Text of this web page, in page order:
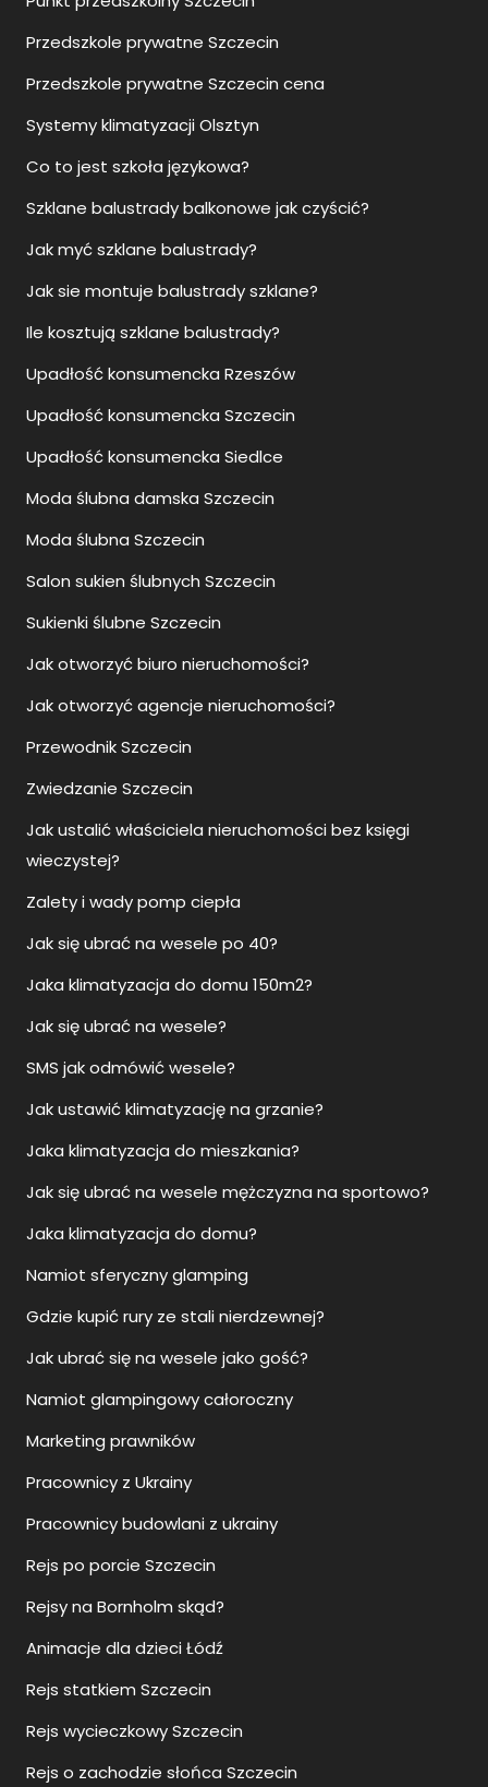
Przedszkole prywatne Szczecin
Przedszkole prywatne Szczecin cena
Systemy klimatyzacji Olsztyn
Co to jest szkoła językowa?
Szklane balustrady balkonowe jak czyścić?
Jak myć szklane balustrady?
Jak sie montuje balustrady szklane?
Ile kosztują szklane balustrady?
Upadłość konsumencka Rzeszów
Upadłość konsumencka Szczecin
Upadłość konsumencka Siedlce
Moda ślubna damska Szczecin
Moda ślubna Szczecin
Salon sukien ślubnych Szczecin
Sukienki ślubne Szczecin
Jak otworzyć biuro nieruchomości?
Jak otworzyć agencje nieruchomości?
Przewodnik Szczecin
Zwiedzanie Szczecin
Jak ustalić właściciela nieruchomości bez księgi
wieczystej?
Zalety i wady pomp ciepła
Jak się ubrać na wesele po 40?
Jaka klimatyzacja do domu 150m2?
Jak się ubrać na wesele?
SMS jak odmówić wesele?
Jak ustawić klimatyzację na grzanie?
Jaka klimatyzacja do mieszkania?
Jak się ubrać na wesele mężczyzna na sportowo?
Jaka klimatyzacja do domu?
Namiot sferyczny glamping
Gdzie kupić rury ze stali nierdzewnej?
Jak ubrać się na wesele jako gość?
Namiot glampingowy całoroczny
Marketing prawników
Pracownicy z Ukrainy
Pracownicy budowlani z ukrainy
Rejs po porcie Szczecin
Rejsy na Bornholm skąd?
Animacje dla dzieci Łódź
Rejs statkiem Szczecin
Rejs wycieczkowy Szczecin
Rejs o zachodzie słońca Szczecin